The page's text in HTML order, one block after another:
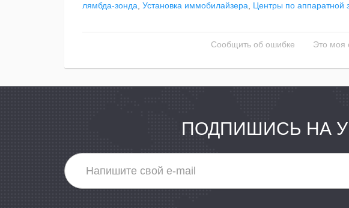
лямбда-зонда Установка иммобилайзера Центры по аппаратной
Сообщить об ошибке Это моя
ПОДПИШИСЬ НА